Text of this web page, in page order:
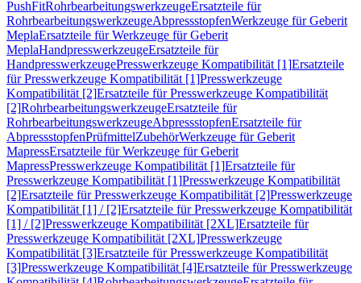
PushFitRohrbearbeitungswerkzeugeErsatzteile für
RohrbearbeitungswerkzeugeAbpressstopfenWerkzeuge für Geberit
MeplaErsatzteile für Werkzeuge für Geberit
MeplaHandpresswerkzeugeErsatzteile für
HandpresswerkzeugePresswerkzeuge Kompatibilität [1]Ersatzteile
für Presswerkzeuge Kompatibilität [1]Presswerkzeuge
Kompatibilität [2]Ersatzteile für Presswerkzeuge Kompatibilität
[2]RohrbearbeitungswerkzeugeErsatzteile für
RohrbearbeitungswerkzeugeAbpressstopfenErsatzteile für
AbpressstopfenPrüfmittelZubehörWerkzeuge für Geberit
MapressErsatzteile für Werkzeuge für Geberit
MapressPresswerkzeuge Kompatibilität [1]Ersatzteile für
Presswerkzeuge Kompatibilität [1]Presswerkzeuge Kompatibilität
[2]Ersatzteile für Presswerkzeuge Kompatibilität [2]Presswerkzeuge
Kompatibilität [1] / [2]Ersatzteile für Presswerkzeuge Kompatibilität
[1] / [2]Presswerkzeuge Kompatibilität [2XL]Ersatzteile für
Presswerkzeuge Kompatibilität [2XL]Presswerkzeuge
Kompatibilität [3]Ersatzteile für Presswerkzeuge Kompatibilität
[3]Presswerkzeuge Kompatibilität [4]Ersatzteile für Presswerkzeuge